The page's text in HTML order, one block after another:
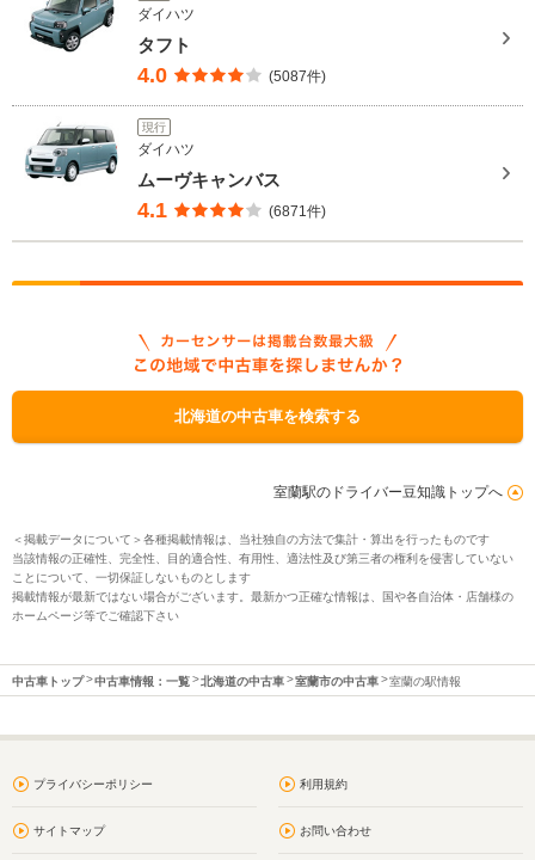
ダイハツ
タフト
4.0 (5087件)
現行
ダイハツ
ムーヴキャンバス
4.1 (6871件)
北海道の中古車を検索する
室蘭駅のドライバー豆知識トップへ
＜掲載データについて＞各種掲載情報は、当社独自の方法で集計・算出を行ったものです
当該情報の正確性、完全性、目的適合性、有用性、適法性及び第三者の権利を侵害していない
ことについて、一切保証しないものとします
掲載情報が最新ではない場合がございます。最新かつ正確な情報は、国や各自治体・店舗様の
ホームページ等でご確認下さい
中古車トップ 中古車情報：一覧 北海道の中古車 室蘭市の中古車 室蘭の駅情報
プライバシーポリシー 利用規約
サイトマップ お問い合わせ